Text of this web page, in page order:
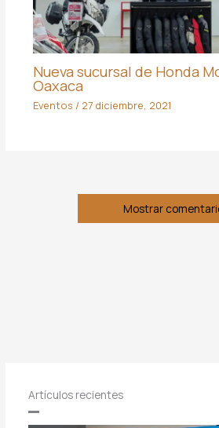
Nueva sucursal de Honda
Oaxaca
Eventos / 27 diciembre, 2021
Mostrar
Artículos recientes